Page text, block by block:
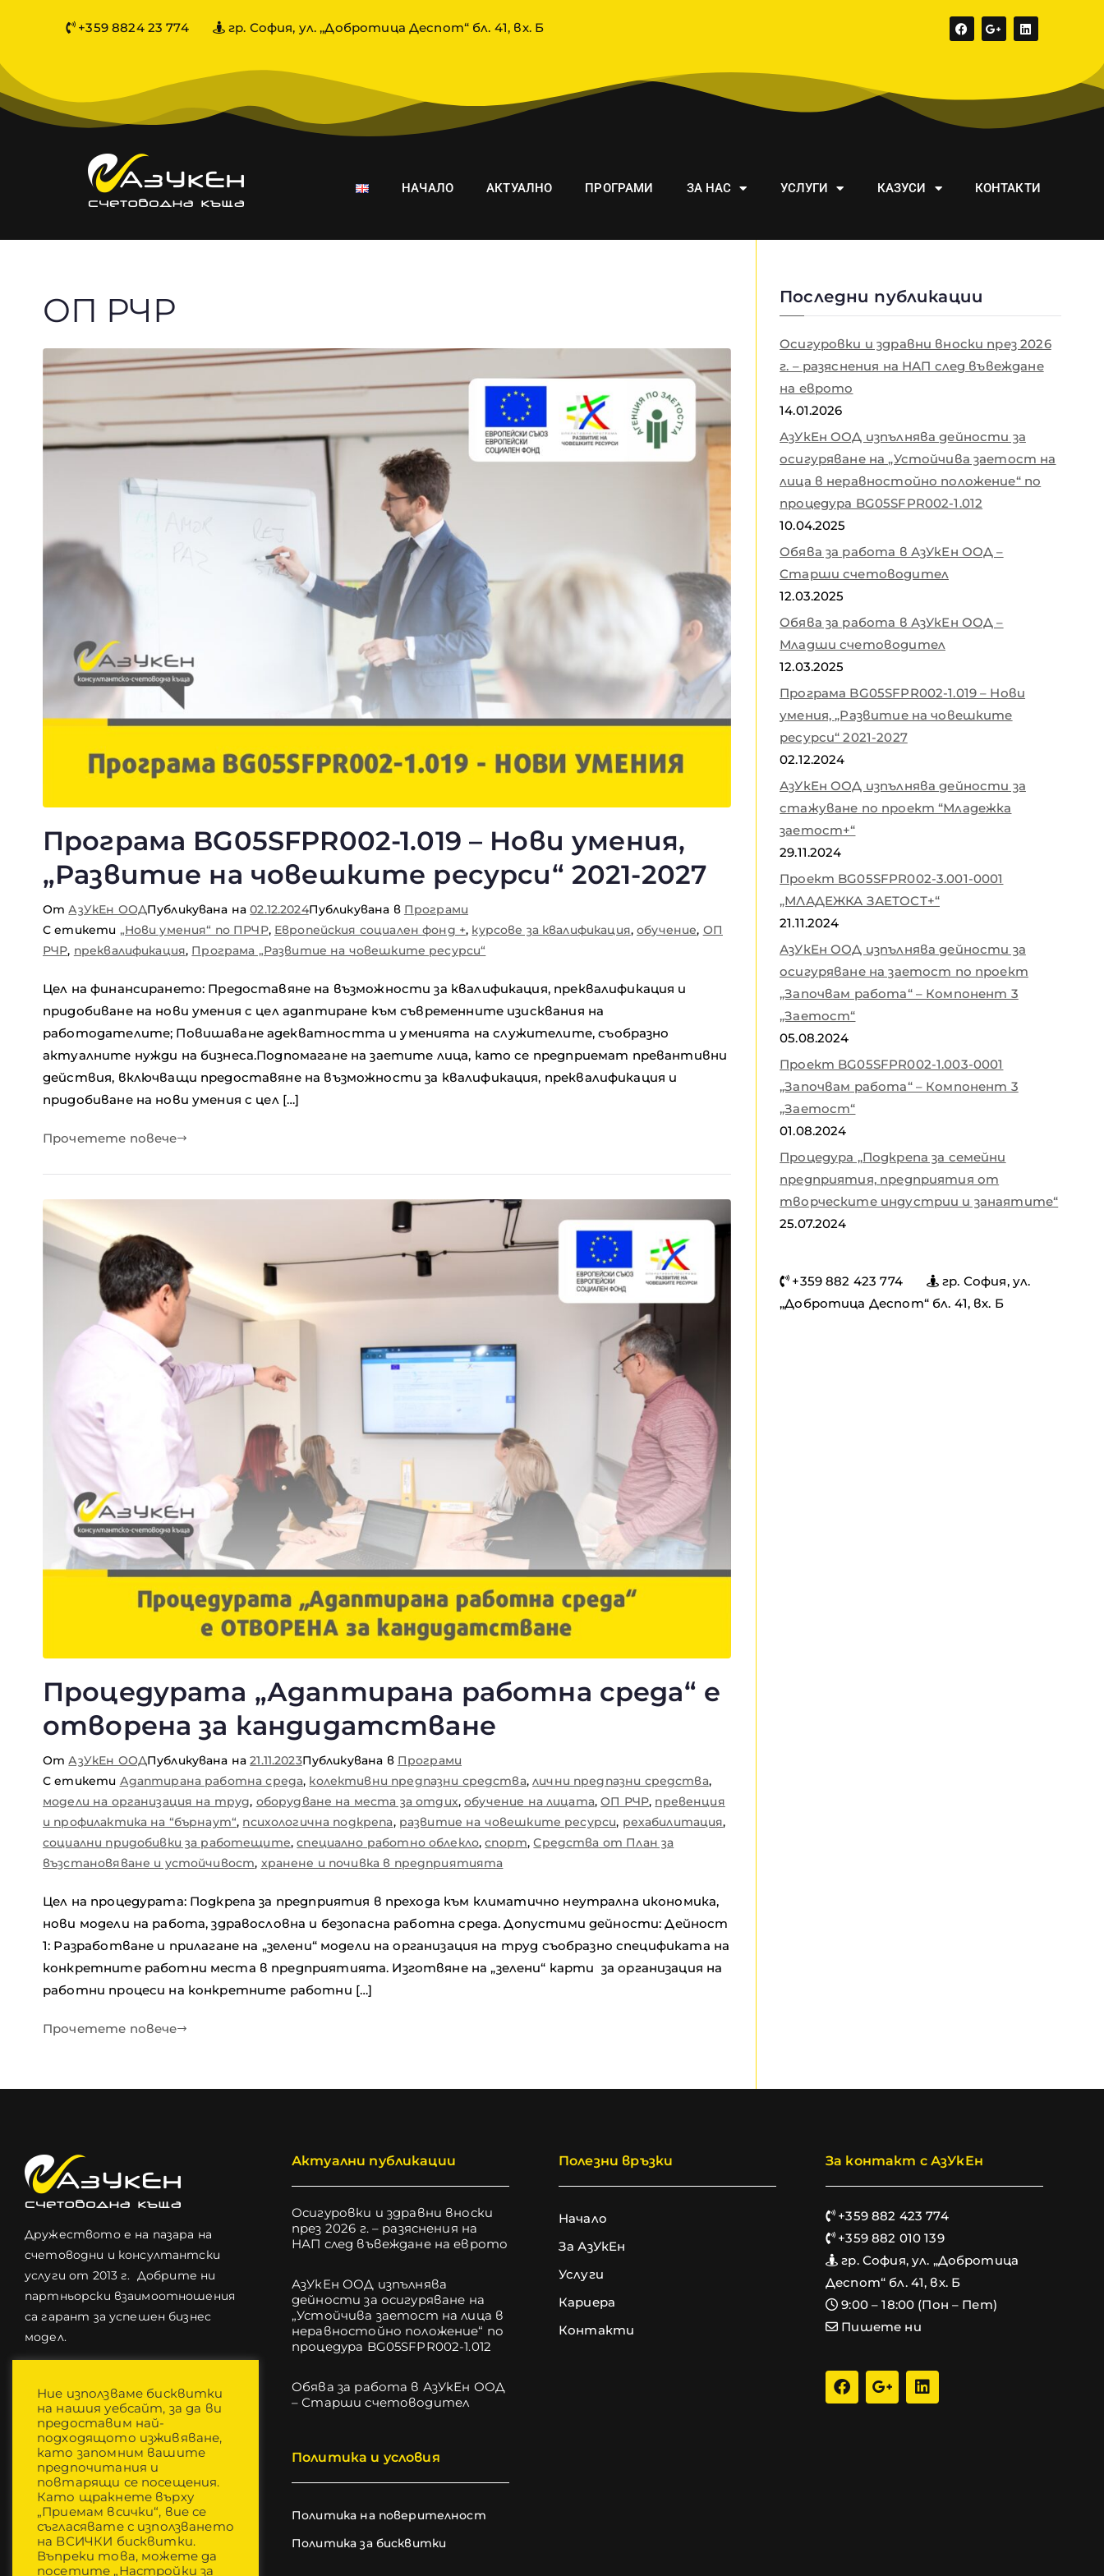
+359 8824 23 774 гр. София, ул. „Добротица Деспот“ бл. 41, вх. Б
НАЧАЛО АКТУАЛНО ПРОГРАМИ ЗА НАС УСЛУГИ КАЗУСИ КОНТАКТИ
ОП РЧР
Програма BG05SFPR002-1.019 – Нови умения,
„Развитие на човешките ресурси“ 2021-2027
ОтАзУкЕн ООДПубликувана на02.12.2024Публикувана в Програми
С етикети „Нови умения“ по ПРЧР, Европейския социален фонд +, курсове за квалификация,обучение, ОП
РЧР, преквалификация, Програма „Развитие на човешките ресурси“
Цел на финансирането: Предоставяне на възможности за квалификация, преквалификация и
придобиване на нови умения с цел адаптиране към съвременните изисквания на
работодателите; Повишаване адекватността и уменията на служителите, съобразно
актуалните нужди на бизнеса.Подпомагане на заетите лица, като се предприемат превантивни
действия, включващи предоставяне на възможности за квалификация, преквалификация и
придобиване на нови умения с цел […]
Прочетете повече
Процедурата „Адаптирана работна среда“ е
отворена за кандидатстване
ОтАзУкЕн ООДПубликувана на21.11.2023Публикувана в Програми
С етикети Адаптирана работна среда, колективни предпазни средства,лични предпазни средства,
модели на организация на труд, оборудване на места за отдих,обучение на лицата,ОП РЧР, превенция
и профилактика на “бърнаут“, психологична подкрепа, развитие на човешките ресурси, рехабилитация,
социални придобивки за работещите,специално работно облекло,спорт,Средства от План за
възстановяване и устойчивост, хранене и почивка в предприятията
Цел на процедурата: Подкрепа за предприятия в прехода към климатично неутрална икономика,
нови модели на работа, здравословна и безопасна работна среда. Допустими дейности: Дейност
1: Разработване и прилагане на „зелени“ модели на организация на труд съобразно спецификата на
конкретните работни места в предприятията. Изготвяне на „зелени“ карти за организация на
работни процеси на конкретните работни […]
Прочетете повече
Последни публикации
Осигуровки и здравни вноски през 2026
г. – разяснения на НАП след въвеждане
на еврото
14.01.2026
АзУкЕн ООД изпълнява дейности за
осигуряване на „Устойчива заетост на
лица в неравностойно положение“ по
процедура BG05SFPR002-1.012
10.04.2025
Обява за работа в АзУкЕн ООД –
Старши счетоводител
12.03.2025
Обява за работа в АзУкЕн ООД –
Младши счетоводител
12.03.2025
Програма BG05SFPR002-1.019 – Нови
умения, „Развитие на човешките
ресурси“ 2021-2027
02.12.2024
АзУкЕн ООД изпълнява дейности за
стажуване по проект “Младежка
заетост+“
29.11.2024
Проект BG05SFPR002-3.001-0001
„МЛАДЕЖКА ЗАЕТОСТ+“
21.11.2024
АзУкЕн ООД изпълнява дейности за
осигуряване на заетост по проект
„Започвам работа“ – Компонент 3
„Заетост“
05.08.2024
Проект BG05SFPR002-1.003-0001
„Започвам работа“ – Компонент 3
„Заетост“
01.08.2024
Процедура „Подкрепа за семейни
предприятия, предприятия от
творческите индустрии и занаятите“
25.07.2024
+359 882 423 774
гр. София, ул.
„Добротица Деспот“ бл. 41, вх. Б
Дружеството е на пазара на
счетоводни и консултантски
услуги от 2013 г. Добрите ни
партньорски взаимоотношения
са гарант за успешен бизнес
модел.
Актуални публикации
Осигуровки и здравни вноски
през 2026 г. – разяснения на
НАП след въвеждане на еврото
АзУкЕн ООД изпълнява
дейности за осигуряване на
„Устойчива заетост на лица в
неравностойно положение“ по
процедура BG05SFPR002-1.012
Обява за работа в АзУкЕн ООД
– Старши счетоводител
Политика и условия
Политика на поверителност
Политика за бисквитки
Полезни връзки
Начало
За АзУкЕн
Услуги
Кариера
Контакти
За контакт с АзУкЕн
+359 882 423 774
+359 882 010 139
гр. София, ул. „Добротица
Деспот“ бл. 41, вх. Б
9:00 – 18:00 (Пон – Пет)
Пишете ни
Ние използваме бисквитки
на нашия уебсайт, за да ви
предоставим най-
подходящото изживяване,
като запомним вашите
предпочитания и
повтарящи се посещения.
Като щракнете върху
„Приемам всички“, вие се
съгласявате с използването
на ВСИЧКИ бисквитки.
Въпреки това, можете да
посетите „Настройки за